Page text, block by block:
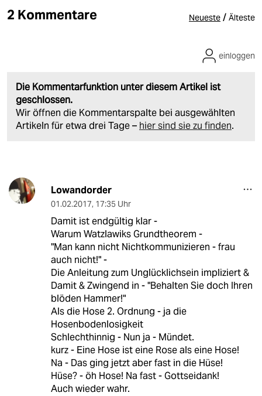
2 Kommentare Neueste / Älteste
Die Kommentarfunktion unter diesem Artikel ist
geschlossen.
Wir öffnen die Kommentarspalte bei ausgewählten
Artikeln für etwa drei Tage – hier sind sie zu finden.
einloggen
Lowandorder
01.02.2017, 17:35 Uhr
Damit ist endgültig klar -
Warum Watzlawiks Grundtheorem -
"Man kann nicht Nichtkommunizieren - frau
auch nicht!" -
Die Anleitung zum Unglücklichsein impliziert &
Damit & Zwingend in - "Behalten Sie doch Ihren
blöden Hammer!"
Als die Hose 2. Ordnung - ja die
Hosenbodenlosigkeit
Schlechthinnig - Nun ja - Mündet.
kurz - Eine Hose ist eine Rose als eine Hose!
Na - Das ging jetzt aber fast in die Hüse!
Hüse? - öh Hose! Na fast - Gottseidank!
Auch wieder wahr.